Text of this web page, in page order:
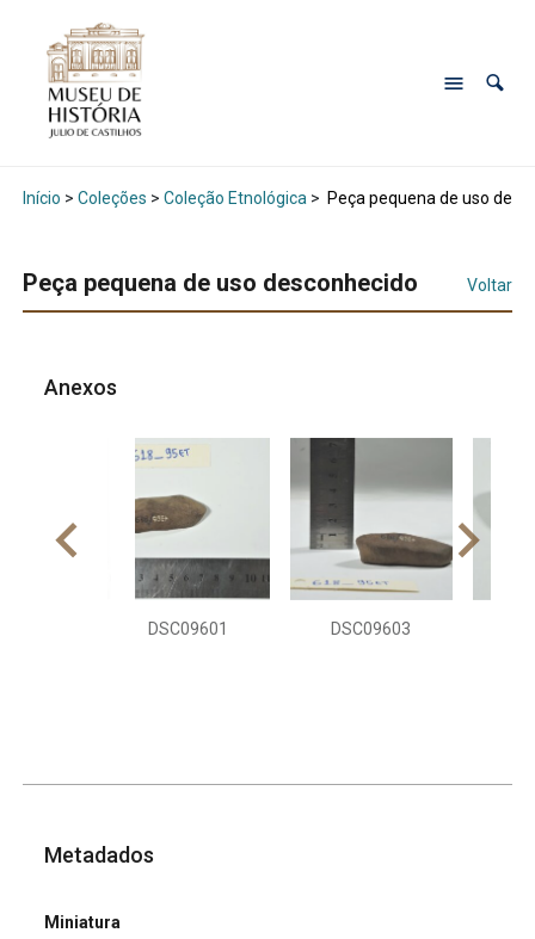
Início > Coleções > Coleção Etnológica > Peça pequena de uso
Peça pequena de uso desconhecido Voltar
Anexos
DSC09601 DSC09603
Metadados
Miniatura